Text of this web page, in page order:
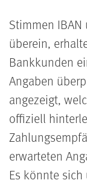
Stimmen
überein,
Bankkunden
Angaben
angezeigt,
offiziell
erwarteten
Es könnte